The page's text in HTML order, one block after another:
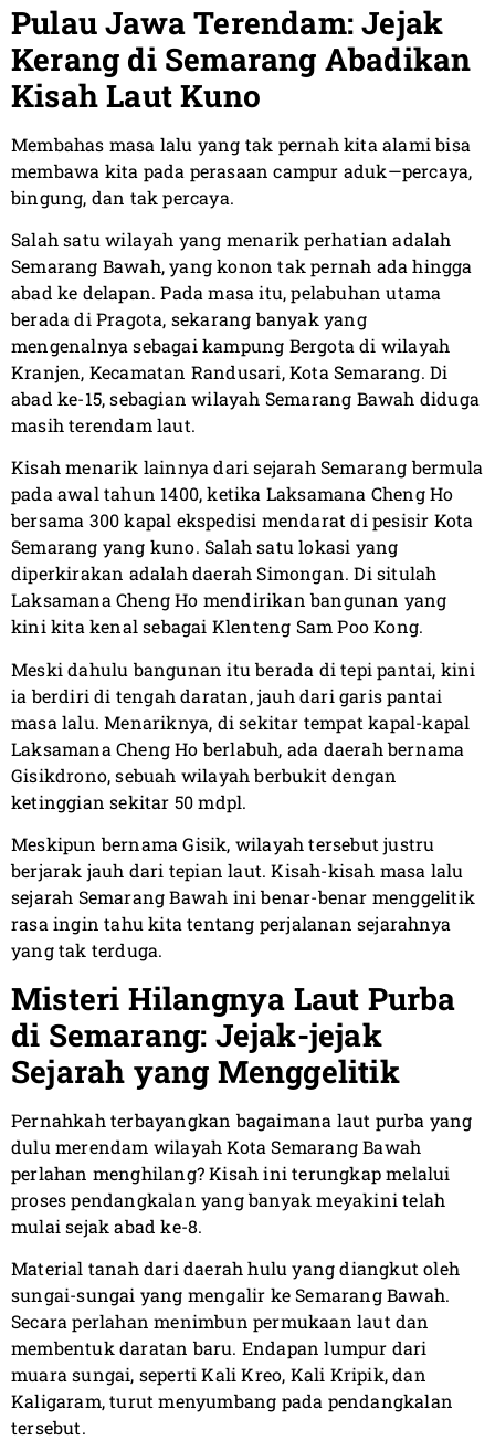
Pulau Jawa Terendam: Jejak
Kerang di Semarang Abadikan
Kisah Laut Kuno
Membahas masa lalu yang tak pernah kita alami bisa
membawa kita pada perasaan campur aduk—percaya,
bingung, dan tak percaya.
Salah satu wilayah yang menarik perhatian adalah
Semarang Bawah, yang konon tak pernah ada hingga
abad ke delapan. Pada masa itu, pelabuhan utama
berada di Pragota, sekarang banyak yang
mengenalnya sebagai kampung Bergota di wilayah
Kranjen, Kecamatan Randusari, Kota Semarang. Di
abad ke-15, sebagian wilayah Semarang Bawah diduga
masih terendam laut.
Kisah menarik lainnya dari sejarah Semarang bermula
pada awal tahun 1400, ketika Laksamana Cheng Ho
bersama 300 kapal ekspedisi mendarat di pesisir Kota
Semarang yang kuno. Salah satu lokasi yang
diperkirakan adalah daerah Simongan. Di situlah
Laksamana Cheng Ho mendirikan bangunan yang
kini kita kenal sebagai Klenteng Sam Poo Kong.
Meski dahulu bangunan itu berada di tepi pantai, kini
ia berdiri di tengah daratan, jauh dari garis pantai
masa lalu. Menariknya, di sekitar tempat kapal-kapal
Laksamana Cheng Ho berlabuh, ada daerah bernama
Gisikdrono, sebuah wilayah berbukit dengan
ketinggian sekitar 50 mdpl.
Meskipun bernama Gisik, wilayah tersebut justru
berjarak jauh dari tepian laut. Kisah-kisah masa lalu
sejarah Semarang Bawah ini benar-benar menggelitik
rasa ingin tahu kita tentang perjalanan sejarahnya
yang tak terduga.
Misteri Hilangnya Laut Purba
di Semarang: Jejak-jejak
Sejarah yang Menggelitik
Pernahkah terbayangkan bagaimana laut purba yang
dulu merendam wilayah Kota Semarang Bawah
perlahan menghilang? Kisah ini terungkap melalui
proses pendangkalan yang banyak meyakini telah
mulai sejak abad ke-8.
Material tanah dari daerah hulu yang diangkut oleh
sungai-sungai yang mengalir ke Semarang Bawah.
Secara perlahan menimbun permukaan laut dan
membentuk daratan baru. Endapan lumpur dari
muara sungai, seperti Kali Kreo, Kali Kripik, dan
Kaligaram, turut menyumbang pada pendangkalan
tersebut.